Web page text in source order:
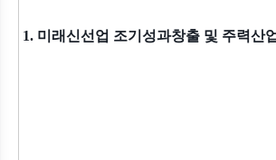
1. 미래신선업 조기성과창출 및 주력산